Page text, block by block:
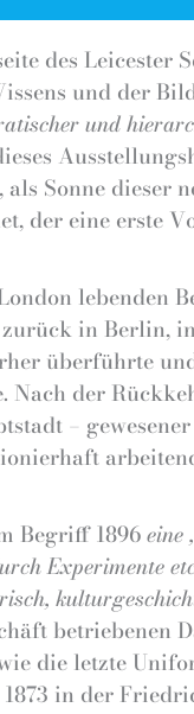
des
und der
und
Sonne
der eine erste
lebenden
in Berlin,
überführte
Nach der
–
Begriff 1896eine
Experimente
betriebenen
die letzte
in der